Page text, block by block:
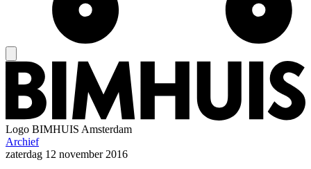
Logo BIMHUIS Amsterdam
Archief
zaterdag 12 november 2016